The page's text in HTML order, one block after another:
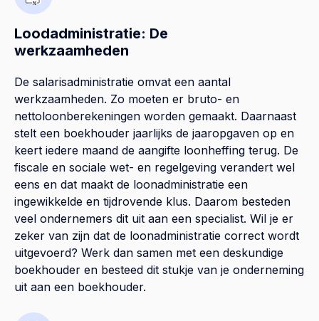
Loodadministratie: De
werkzaamheden
De salarisadministratie omvat een aantal
werkzaamheden. Zo moeten er bruto- en
nettoloonberekeningen worden gemaakt. Daarnaast
stelt een boekhouder jaarlijks de jaaropgaven op en
keert iedere maand de aangifte loonheffing terug. De
fiscale en sociale wet- en regelgeving verandert wel
eens en dat maakt de loonadministratie een
ingewikkelde en tijdrovende klus. Daarom besteden
veel ondernemers dit uit aan een specialist. Wil je er
zeker van zijn dat de loonadministratie correct wordt
uitgevoerd? Werk dan samen met een deskundige
boekhouder en besteed dit stukje van je onderneming
uit aan een boekhouder.